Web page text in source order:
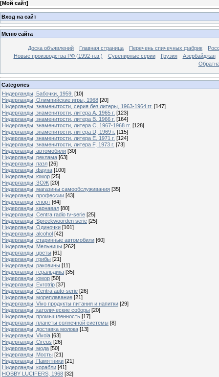
[Мой сайт]
Вход на сайт
Меню сайта
Доска объявлений Главная страница Перечень спичечных фабрик
Новые производства РФ (1992-н.в.)
Сувенирные серии Грузия
Азербайджан
Categories
Нидерланды, Бабочки, 1959. [10]
Нидерланды, Олимпийские игры, 1968 [20]
Нидерланды, знаменитости, серия без литеры, 1963-1964 гг. [147]
Нидерланды, знаменитости, литера A, 1965 г. [123]
Нидерланды, знаменитости, литера B, 1966 г. [164]
Нидерланды, знаменитости, литера C, 1967-1968 гг. [128]
Нидерланды, знаменитости, литера D, 1969 г. [115]
Нидерланды, знаменитости, литера E, 1971 г. [124]
Нидерланды, знаменитости, литера F, 1973 г. [73]
Нидерланды, автомобили [30]
Нидерланды, реклама [63]
Нидерланды, пазл [26]
Нидерланды, фауна [100]
Нидерланды, юмор [25]
Нидерланды, ЗОЖ [20]
Нидерланды, магазины самообслуживания [35]
Нидерланды, профессии [43]
Нидерланды, спорт [64]
Нидерланды, карнавал [80]
Нидерланды, Centra radio tv-serie [25]
Нидерланды, Spreekwoorden serie [25]
Нидерланды, Одиночки [101]
Нидерланды, alcohol [42]
Нидерланды, старинные автомобили [60]
Нидерланды, Мельницы [262]
Нидерланды, цветы [61]
Нидерланды, грибы [21]
Нидерланды, раковины [11]
Нидерланды, геральдика [35]
Нидерланды, юмор [50]
Нидерланды, Evrotrip [37]
Нидерланды, Centra auto-serie [26]
Нидерланды, мореплавание [21]
Нидерланды, Vivo продукты питания и напитки [29]
Нидерланды, католические соборы [20]
Нидерланды, промышленность [17]
Нидерланды, планеты солнечной системы [8]
Нидерланды, доставка молока [13]
Нидерланды, Vivola [63]
Нидерланды, Circus [26]
Нидерланды, мода [50]
Нидерланды, Мосты [21]
Нидерланды, Памятники [21]
Нидерланды, корабли [41]
HOBBY LUCIFERS, 1968 [32]